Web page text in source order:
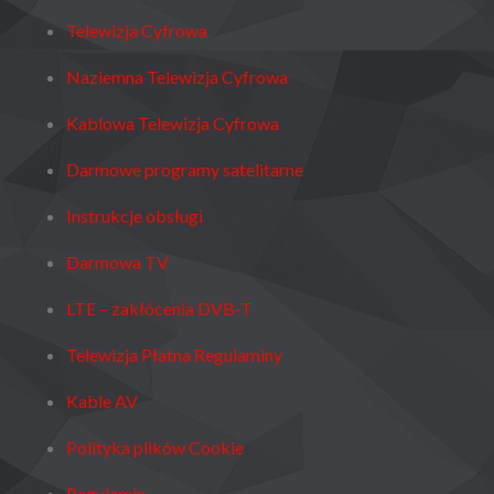
Telewizja Cyfrowa
Naziemna Telewizja Cyfrowa
Kablowa Telewizja Cyfrowa
Darmowe programy satelitarne
Instrukcje obsługi
Darmowa TV
LTE – zakłócenia DVB-T
Telewizja Płatna Regulaminy
Kable AV
Polityka plików Cookie